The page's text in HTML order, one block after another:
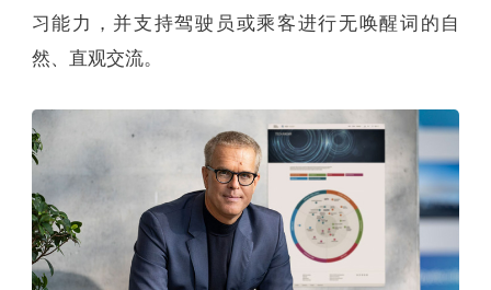
习能力，并支持驾驶员或乘客进行无唤醒词的自
然、直观交流。